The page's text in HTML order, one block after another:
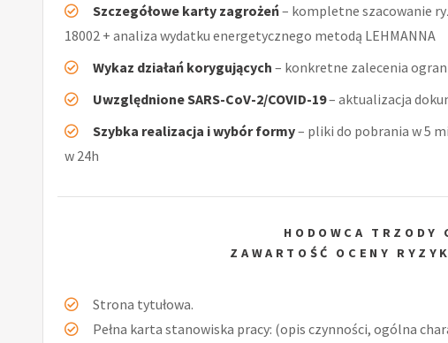
Szczegółowe karty zagrożeń– kompletne szacowanie
18002 + analiza wydatku energetycznego metodą LEHMANNA
Wykaz działań korygujących – konkretne zalecenia
Uwzględnione SARS-CoV-2/COVID-19– aktualizacja
Szybka realizacja i wybór formy– pliki do pobrania w 5
w 24h
HODOWCA TRZODY
ZAWARTOŚĆ OCENY
Strona tytułowa.
Pełna karta stanowiska pracy: (opis czynności, ogólna